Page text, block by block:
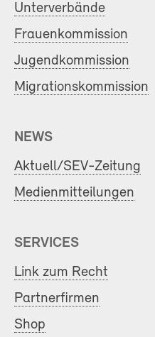
Unterverbände
Frauenkommission
Jugendkommission
Migrationskommission
NEWS
Aktuell/SEV-Zeitung
Medienmitteilungen
SERVICES
Link zum Recht
Partnerfirmen
Shop